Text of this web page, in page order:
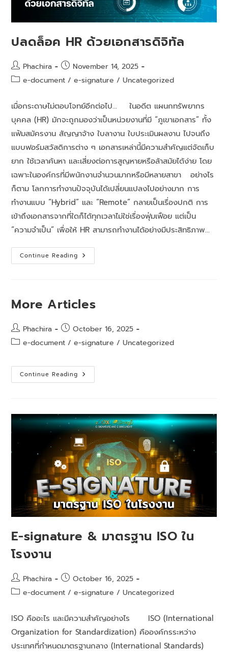
ปลดล็อค HR ด้วยเอกสารดิจิทัล
Phachira
November 14, 2025
e-document / e-signature / Uncategorized
เมื่อกระดาษไม่ตอบโจทย์อีกต่อไป... ในอดีต แผนกทรัพยากร
บุคคล (HR) มักจะถูกมองว่าเป็นหน่วยงานที่มี “ภูเขาเอกสาร” ทั้ง
แฟ้มสมัครงาน สัญญาจ้าง ใบลางาน ใบประเมินผลงาน ไปจนถึง
แบบฟอร์มสวัสดิการต่าง ๆ เอกสารเหล่านี้มีความสำคัญแต่จัดเก็บ
ยาก ใช้เวลาค้นหา และเสี่ยงต่อการสูญหายหรือล้าสมัยได้ง่าย โดย
เฉพาะในองค์กรที่มีพนักงานจำนวนมากหรือมีหลายสาขา อย่างไร
ก็ตาม โลกการทำงานปัจจุบันได้เปลี่ยนแปลงไปอย่างมาก การ
ทำงานแบบ “Hybrid” และ “Remote” กลายเป็นเรื่องปกติ การ
เข้าถึงเอกสารจากที่ใดก็ได้ทุกเวลาไม่ใช่เรื่องฟุ่มเฟือย แต่เป็น
“ความจำเป็น” เพื่อให้ HR สามารถทำงานได้อย่างมีประสิทธิภาพ…
Continue Reading
More Articles
Phachira
October 16, 2025
e-document / e-signature / Uncategorized
Continue Reading
E-signature & มาตรฐาน ISO ใน
โรงงาน
Phachira
October 16, 2025
e-document / e-signature / Uncategorized
ISO คืออะไร และมีความสำคัญอย่างไร ISO (International
Organization for Standardization) คือองค์กรระหว่าง
ประเทศที่กำหนดมาตรฐานกลาง (International Standards)